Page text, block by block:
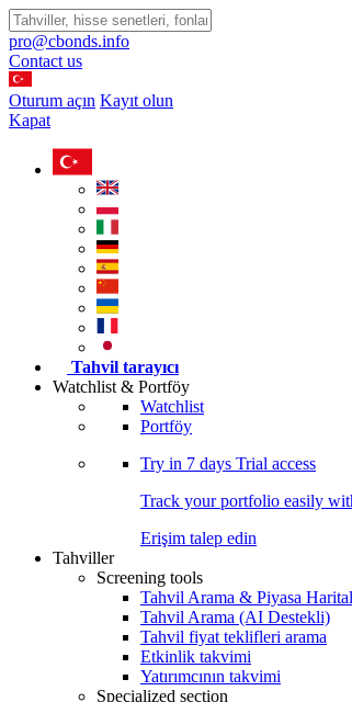
pro@cbonds.info
Contact us
Oturum açın Kayıt olun
Kapat
Tahvil tarayıcı
Watchlist & Portföy
Watchlist
Portföy
Try in 7 days Trial access
Track your portfolio easily
Erişim talep edin
Tahviller
Screening tools
Tahvil Arama & Piyasa
Tahvil Arama (AI Destekli)
Tahvil fiyat teklifleri arama
Etkinlik takvimi
Yatırımcının takvimi
Specialized section